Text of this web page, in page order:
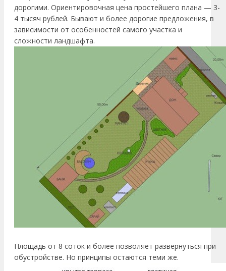
дорогими. Ориентировочная цена простейшего плана — 3-
4 тысяч рублей. Бывают и более дорогие предложения, в
зависимости от особенностей самого участка и
сложности ландшафта.
Площадь от 8 соток и более позволяет развернуться при
обустройстве. Но принципы остаются теми же.